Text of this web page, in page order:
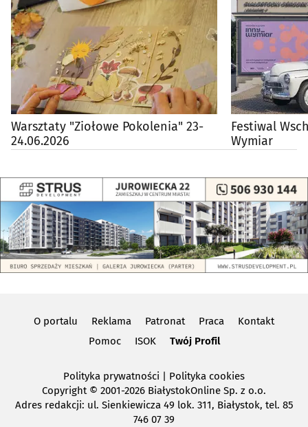
Warsztaty "Ziołowe Pokolenia" 23-
24.06.2026
Festiwal
Wymiar
O portalu Reklama Patronat Praca
Kontakt
Pomoc
ISOK Twój Profil
Polityka prywatności | Polityka cookies
Copyright© 2001-2026 BiałystokOnline Sp. z o.o.
Adres redakcji: ul. Sienkiewicza 49 lok. 311, Białystok, tel. 85
746 07 39